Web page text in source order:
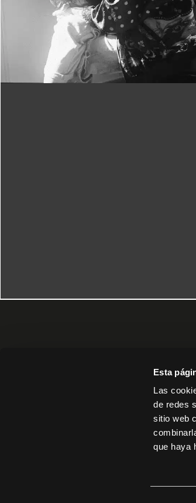
Esta
Las
de redes
sitio web
que haya